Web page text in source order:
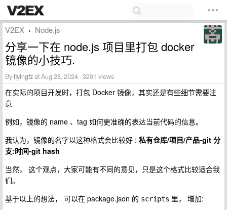
V2EX › Node.js
分享一下在 node.js 项目里打包 docker
镜像的小技巧.
Byflyingfzat Aug 28, 2024 · 3201 views
在实际的项目开发时，打包 Docker 镜像，其实还是有些细节需要注
意
例如，镜像的 name 、tag 如何更准确的表达当前代码的信息。
我认为，镜像的名字以这种格式会比较好 : 私有仓库/项目/产品-git 分
支:时间-git hash
当然， 这个观点，大家可能有不同的意见，只是这个格式比较适合我
们。
基于以上的想法， 可以在 package.json 的 scripts 里， 增加: